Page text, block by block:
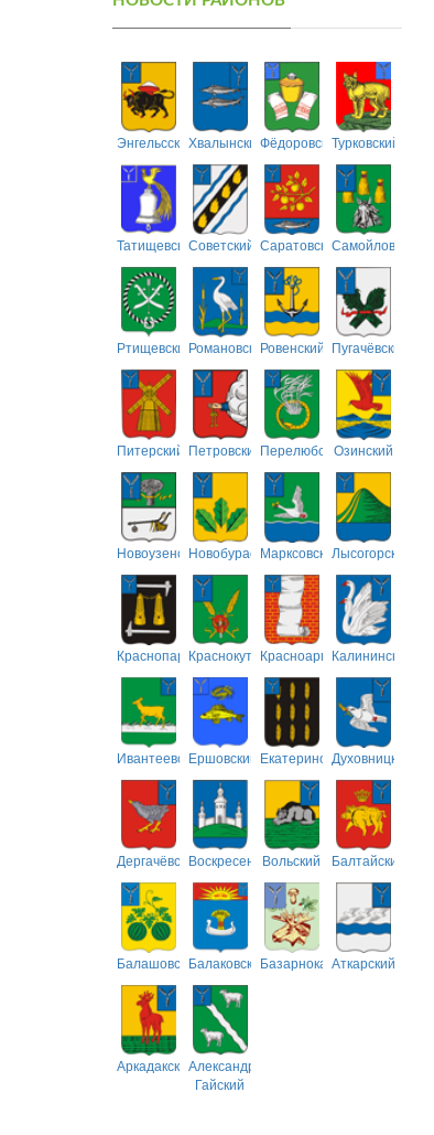
ЭнгельсскийХвалынскийФёдоровскийТурковский
ТатищевскийСоветский СаратовскийСамойловский
РтищевскийРомановскийРовенский Пугачёвский
Питерский ПетровскийПерелюбскийОзинский
НовоузенскийНовобурасскийМарксовскийЛысогорский
Краснопартизанский
КраснокутскийКрасноармейский
Калининский
ИвантеевскийЕршовский ЕкатериновскийДуховницкий
ДергачёвскийВоскресенскийВольский Балтайский
БалашовскийБалаковскийБазарнокарабулакский
Аткарский
АркадакскийАлександрово-
Гайский